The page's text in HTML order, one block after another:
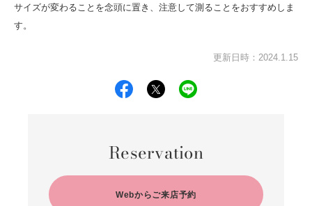
サイズが変わることを念頭に置き、注意して測ることをおすすめしま
す。
更新日時：2024.1.15
Reservation
Webからご来店予約